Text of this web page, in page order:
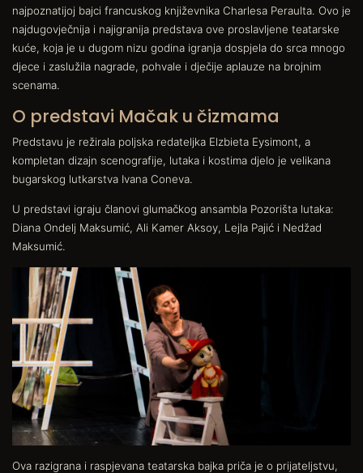
najpoznatijoj bajci francuskog književnika Charlesa Peraulta. Ovo je
najdugovječnija i najigranija predstava ove proslavljene teatarske
kuće, koja je u dugom nizu godina igranja dospjela do srca mnogo
djece i zaslužila nagrade, pohvale i dječije aplauze na brojnim
scenama.
O predstavi Mačak u čizmama
Predstavu je režirala poljska redateljka Elzbieta Eysimont, a
kompletan dizajn scenografije, lutaka i kostima djelo je velikana
bugarskog lutkarstva Ivana Coneva.
U predstavi igraju članovi glumačkog ansambla Pozorišta lutaka:
Diana Ondelj Maksumić, Ali Kamer Aksoy, Lejla Pajić i Nedžad
Maksumić.
Ova razigrana i raspjevana teatarska bajka priča je o prijateljstvu,